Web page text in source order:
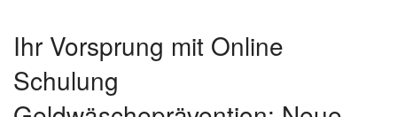
Ihr Vorsprung mit Online
Schulung